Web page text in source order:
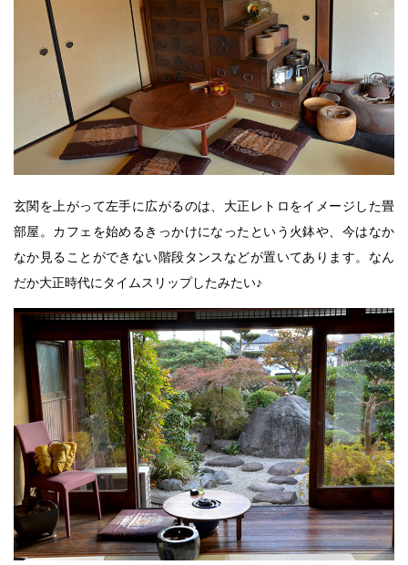
玄関を上がって左手に広がるのは、大正レトロをイメージした畳
部屋。カフェを始めるきっかけになったという火鉢や、今はなか
なか見ることができない階段タンスなどが置いてあります。なん
だか大正時代にタイムスリップしたみたい♪